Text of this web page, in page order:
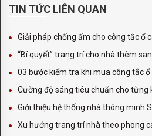
56YN08
QUẠT
WINDMAAN
56WM01
TIN TỨC LIÊN QUAN
Giải pháp chống ẩm cho công tắc ổ
“Bí quyết” trang trí cho nhà thêm
03 bước kiểm tra khi mua công tắc ổ
Cường độ sáng tiêu chuẩn cho từng
Giới thiệu hệ thống nhà thông minh
Xu hướng trang trí nhà theo phong